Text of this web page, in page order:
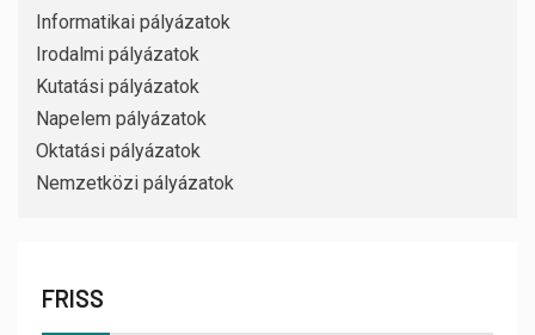
Informatikai pályázatok
Irodalmi pályázatok
Kutatási pályázatok
Napelem pályázatok
Oktatási pályázatok
Nemzetközi pályázatok
FRISS